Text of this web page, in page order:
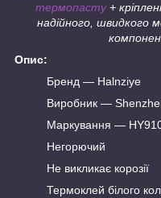
термопасту+
надійного, швидкого
Опис:
Бренд — Halnziye
Виробник —
Маркування —
Негорючий
Не викликає корозії
Термоклей білого